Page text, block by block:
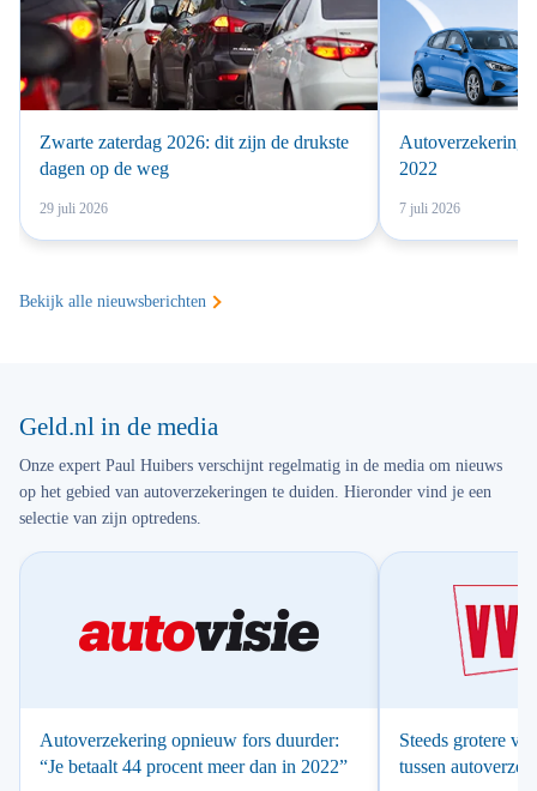
Zwarte zaterdag 2026: dit zijn de drukste
dagen op de weg
29 juli 2026
Autoverzekering
2022
7 juli 2026
Bekijk alle nieuwsberichten
Geld.nl in de media
Onze expert Paul Huibers verschijnt regelmatig in de media om nieuws
op het gebied van autoverzekeringen te duiden. Hieronder vind je een
selectie van zijn optredens.
Autoverzekering opnieuw fors duurder:
“Je betaalt 44 procent meer dan in 2022”
Steeds grotere
tussen